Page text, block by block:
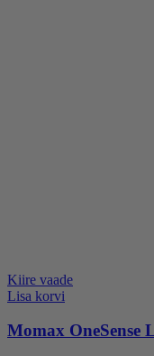
Kiire vaade
Lisa korvi
Momax OneSense